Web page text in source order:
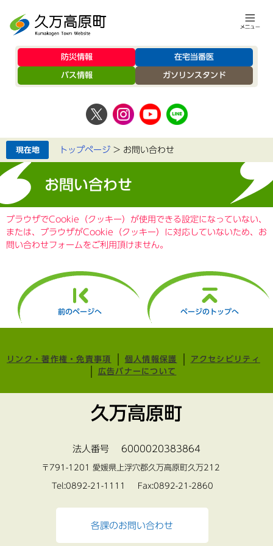
防災情報 在宅当番医
バス情報 ガソリンスタンド
トップページ > お問い合わせ
お問い合わせ
ブラウザでCookie（クッキー）が使用できる設定になっていない、
または、ブラウザがCookie（クッキー）に対応していないため、お
問い合わせフォームをご利用頂けません。
前のページへ ページのトップへ
リンク・著作権・免責事項 個人情報保護
アクセシビリティ
広告バナーについて
久万高原町
法人番号 6000020383864
〒791-1201 愛媛県上浮穴郡久万高原町久万212
Tel:0892-21-1111 Fax:0892-21-2860
各課のお問い合わせ